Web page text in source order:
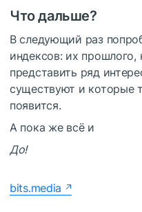
Что дальше?
В следующий раз
индексов: их
представить ряд
существуют и которые
появится.
А пока же всё и
До!
bits.media